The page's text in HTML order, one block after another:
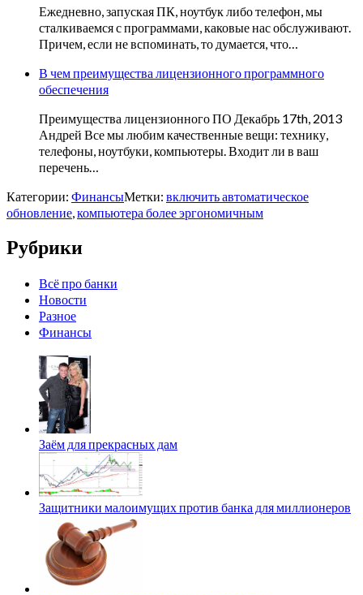
Ежедневно, запуская ПК, ноутбук либо телефон, мы
сталкиваемся с программами, каковые нас обслуживают.
Причем, если не вспоминать, то думается, что…
В чем преимущества лицензионного программного
обеспечения
Преимущества лицензионного ПО Декабрь 17th, 2013
Андрей Все мы любим качественные вещи: технику,
телефоны, ноутбуки, компьютеры. Входит ли в ваш
перечень…
Категории: ФинансыМетки: включить автоматическое
обновление компьютера более эргономичным
Рубрики
Всё про банки
Новости
Разное
Финансы
Заём для прекрасных дам
Защитники малоимущих против банка для миллионеров